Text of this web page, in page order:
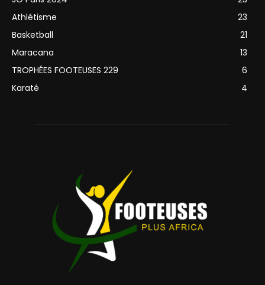
Athlétisme
23
Basketball
21
Maracana
13
TROPHÉES FOOTEUSES 229
6
Karaté
4